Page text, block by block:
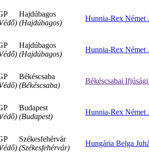
Hajdúbagos
(Hajdúbagos)
Hunnia-Rex Német
Hajdúbagos
(Hajdúbagos)
Hunnia-Rex Német
Békéscsaba
(Békéscsaba)
Békéscsabai
Budapest
(Budapest)
Hunnia-Rex Német
Székesfehérvár
(Székesfehérvár)
Hungária Belga